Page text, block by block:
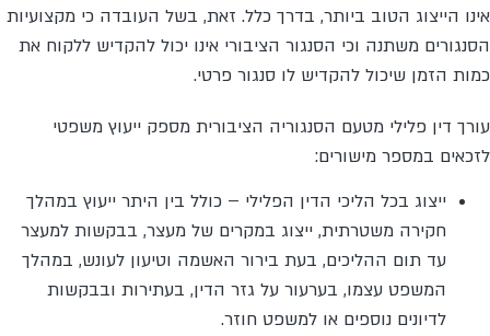
אינו הייצוג הטוב ביותר, בדרך כלל. זאת, בשל העובדה כי מקצועיות
הסנגורים משתנה וכי הסנגור הציבורי אינו יכול להקדיש ללקוח את
כמות הזמן שיכול להקדיש לו סנגור פרטי.
עורך דין פלילי מטעם הסנגוריה הציבורית מספק ייעוץ משפטי
לזכאים במספר מישורים:
ייצוג בכל הליכי הדין הפלילי – כולל בין היתר ייעוץ במהלך
חקירה משטרתית, ייצוג במקרים של מעצר, בבקשות למעצר
עד תום ההליכים, בעת בירור האשמה וטיעון לעונש, במהלך
המשפט עצמו, בערעור על גזר הדין, בעתירות ובבקשות
לדיונים נוספים או למשפט חוזר.